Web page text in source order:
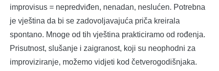
improvisus = nepredviđen, nenadan, neslućen. Potrebna
je vještina da bi se zadovoljavajuća priča kreirala
spontano. Mnoge od tih vještina prakticiramo od rođenja.
Prisutnost, slušanje i zaigranost, koji su neophodni za
improviziranje, možemo vidjeti kod četverogodišnjaka.